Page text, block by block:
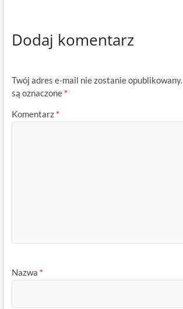
Dodaj komentarz
Twój adres e-mail nie zostanie opublikowany.
są oznaczone *
Komentarz *
Nazwa *